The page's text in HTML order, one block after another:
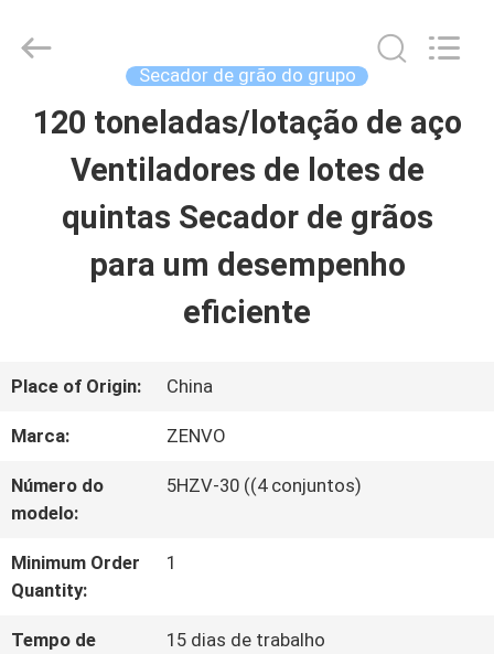
CASA
PRODUTOS
SOBRE
FÁBRICA
CONTROLE
DA
ZENVO
Secador de grão do grupo
120 toneladas/lotação de aço
Ventiladores de lotes de
quintas Secador de grãos
para um desempenho
eficiente
Place of Origin: China
Marca: ZENVO
Número do
modelo:
5HZV-30 ((4 conjuntos)
Minimum Order
Quantity:
1
Tempo de
15 dias de trabalho